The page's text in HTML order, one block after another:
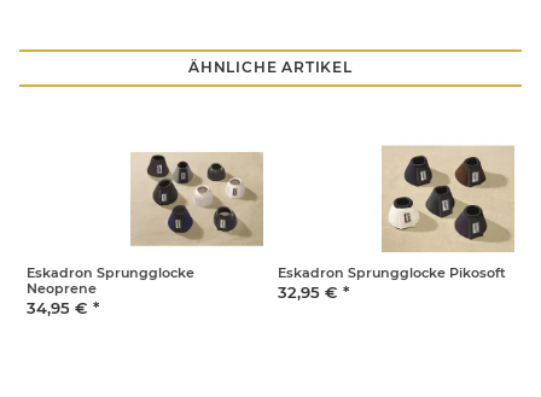
ÄHNLICHE ARTIKEL
Eskadron Sprungglocke
Neoprene
34,95 € *
Eskadron Sprungglocke Pikosoft
32,95 € *